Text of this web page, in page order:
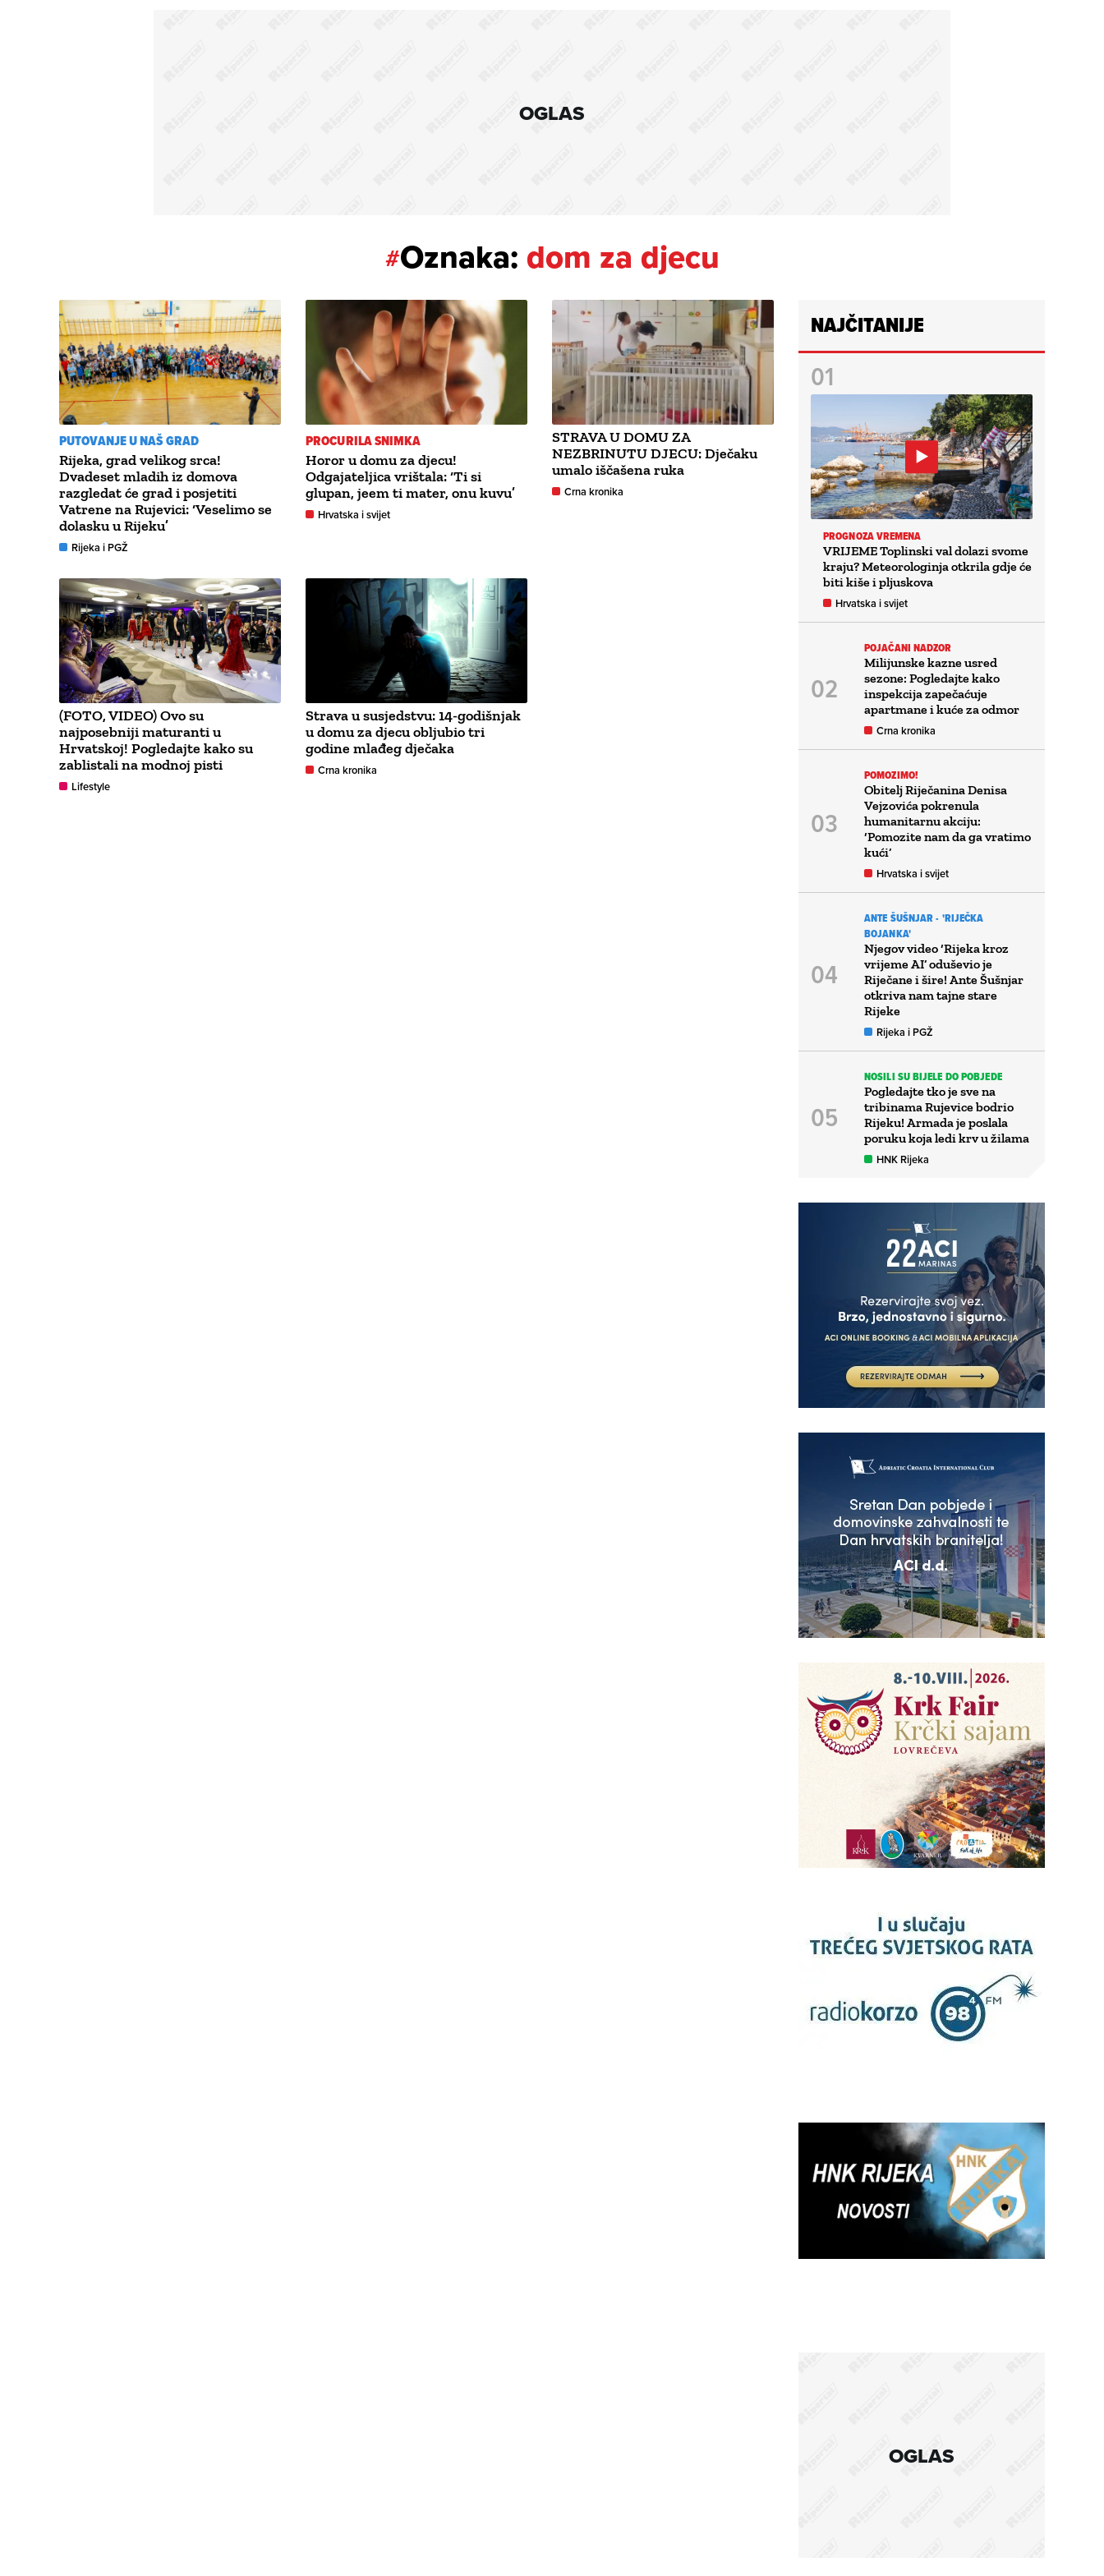
OGLAS
#Oznaka: dom za djecu
PUTOVANJE U NAŠ GRAD
Rijeka, grad velikog srca!
Dvadeset mladih iz domova
razgledat će grad i posjetiti
Vatrene na Rujevici: ‘Veselimo se
dolasku u Rijeku’
Rijeka i PGŽ
PROCURILA SNIMKA
Horor u domu za djecu!
Odgajateljica vrištala: ‘Ti si
glupan, jeem ti mater, onu kuvu’
Hrvatska i svijet
STRAVA U DOMU ZA
NEZBRINUTU DJECU: Dječaku
umalo iščašena ruka
Crna kronika
(FOTO, VIDEO) Ovo su
najposebniji maturanti u
Hrvatskoj! Pogledajte kako su
zablistali na modnoj pisti
Lifestyle
Strava u susjedstvu: 14-godišnjak
u domu za djecu obljubio tri
godine mlađeg dječaka
Crna kronika
NAJČITANIJE
PROGNOZA VREMENA
VRIJEME Toplinski val dolazi svome
kraju? Meteorologinja otkrila gdje će
biti kiše i pljuskova
Hrvatska i svijet
POJAČANI NADZOR
Milijunske kazne usred
sezone: Pogledajte kako
inspekcija zapečaćuje
apartmane i kuće za odmor
Crna kronika
POMOZIMO!
Obitelj Riječanina Denisa
Vejzovića pokrenula
humanitarnu akciju:
‘Pomozite nam da ga vratimo
kući’
Hrvatska i svijet
ANTE ŠUŠNJAR - 'RIJEČKA
BOJANKA'
Njegov video ‘Rijeka kroz
vrijeme AI’ oduševio je
Riječane i šire! Ante Šušnjar
otkriva nam tajne stare
Rijeke
Rijeka i PGŽ
NOSILI SU BIJELE DO POBJEDE
Pogledajte tko je sve na
tribinama Rujevice bodrio
Rijeku! Armada je poslala
poruku koja ledi krv u žilama
HNK Rijeka
OGLAS